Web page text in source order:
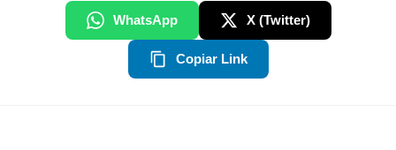
WhatsApp X (Twitter)
Copiar Link